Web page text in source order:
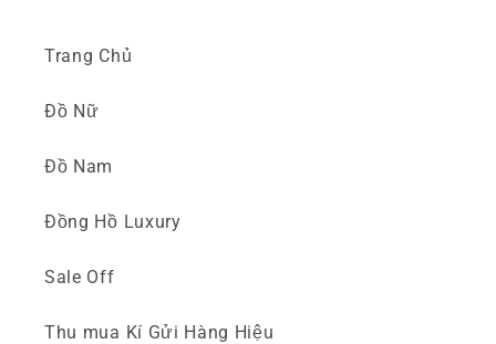
Trang Chủ
Đồ Nữ
Đồ Nam
Đồng Hồ Luxury
Sale Off
Thu mua Kí Gửi Hàng Hiệu